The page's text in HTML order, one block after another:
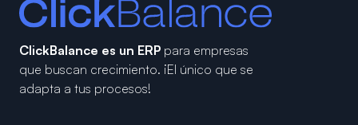
ClickBalance es un ERP para empresas
que buscan crecimiento. ¡El único que se
adapta a tus procesos!